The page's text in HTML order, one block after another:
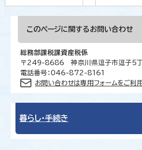
このページに関する お問い合わせ
総務部課税課資産税係
〒249-8686 神奈川県逗子市逗子5
電話番号：046-872-8161
お問い合わせは専用フォームをご利
暮らし・手続き